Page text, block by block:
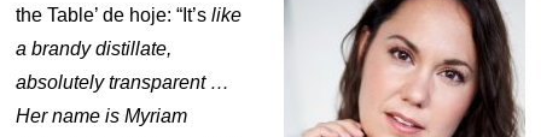
the Table’ de hoje: “It’s like
a brandy distillate,
absolutely transparent …
Her name is Myriam